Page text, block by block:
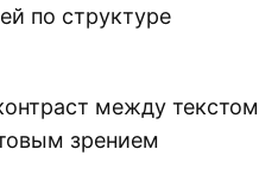
по структуре
между текстом
зрением